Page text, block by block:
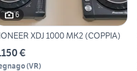
6
XDJ 1000 MK2 (COPPIA)
€
(VR)